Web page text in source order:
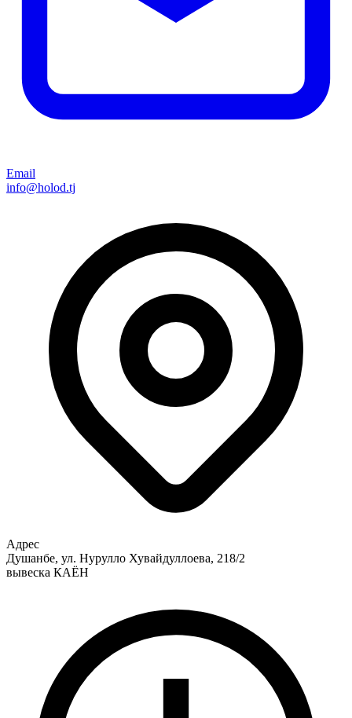
Email
info@holod.tj
Адрес
Душанбе, ул. Нурулло Хувайдуллоева, 218/2
вывеска КАЁН